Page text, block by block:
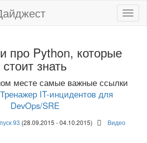
про Python, которые
стоит знать
месте самые важные ссылки
Тренажер IT-инцидентов для
DevOps/SRE
93 (28.09.2015 - 04.10.2015) Видео